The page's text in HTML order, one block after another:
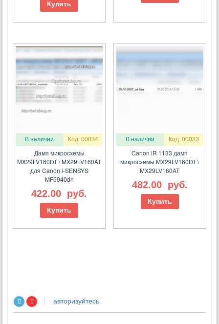
Купить
В наличии Код: 00034
Дамп микросхемы
MX29LV160DT \ MX29LV160AT
для Canon i-SENSYS
MF5940dn
422.00 руб.
Купить
В наличии Код: 00033
Canon iR 1133 дамп
микросхемы MX29LV160DT \
MX29LV160AT
482.00 руб.
Купить
авторизуйтесь